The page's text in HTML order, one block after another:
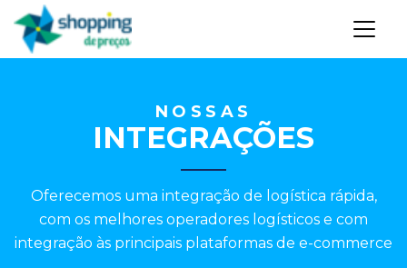
NOSSAS
INTEGRAÇÕES
Oferecemos uma integração de logística rápida,
com os melhores operadores logísticos e com
integração às principais plataformas de e-commerce